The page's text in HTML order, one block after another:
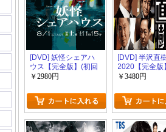
[DVD] 妖怪シェアハ
ウス【完全版】(初回
生産限定版)
￥2980円
[DVD] 半沢直
2020【完全版
生産限定版)
￥3480円